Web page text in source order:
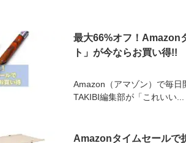
最大66%オフ！Amazon
ト」が今ならお買い得!!
Amazon（アマゾン）で毎日
TAKIBI編集部が「これいい...
Amazonタイムセールで